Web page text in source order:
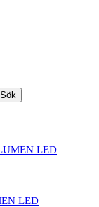
LED
LED